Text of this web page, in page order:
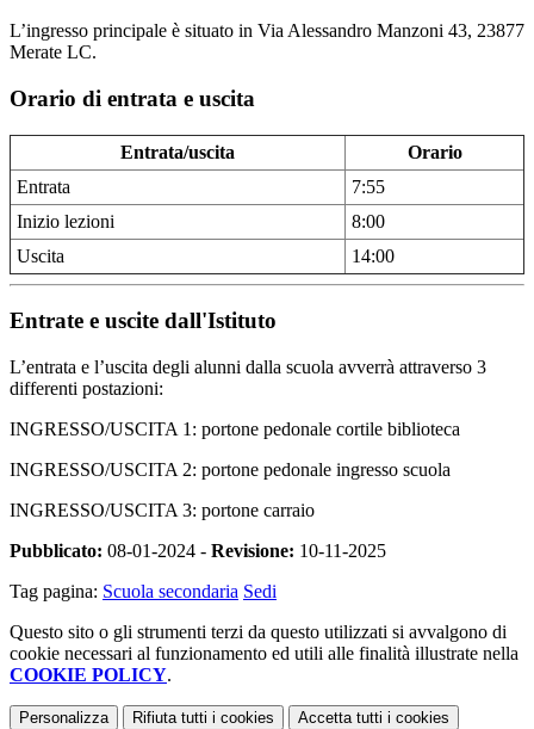
L’ingresso principale è situato in Via Alessandro Manzoni 43, 23877
Merate LC.
Orario di entrata e uscita
Entrata/uscita
Orario
Entrata
7:55
Inizio lezioni
8:00
Uscita
14:00
Entrate e uscite dall'Istituto
L’entrata e l’uscita degli alunni dalla scuola avverrà attraverso 3
differenti postazioni:
INGRESSO/USCITA 1: portone pedonale cortile biblioteca
INGRESSO/USCITA 2: portone pedonale ingresso scuola
INGRESSO/USCITA 3: portone carraio
Pubblicato: 08-01-2024 - Revisione: 10-11-2025
Tag pagina: Scuola secondaria Sedi
Questo sito o gli strumenti terzi da questo utilizzati si avvalgono di
cookie necessari al funzionamento ed utili alle finalità illustrate nella
COOKIE POLICY.
Personalizza Rifiuta tutti i cookies Accetta tutti i cookies